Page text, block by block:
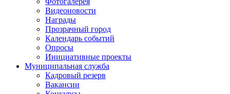
Видеоновости
Награды
Прозрачный город
Календарь событий
Опросы
Инициативные проекты
Муниципальная служба
Кадровый резерв
Вакансии